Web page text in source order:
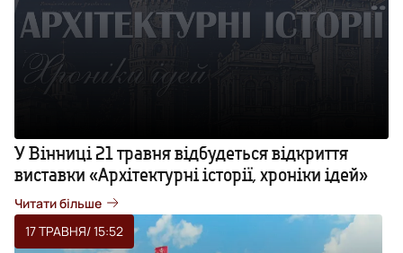
У Вінниці 21 травня відбудеться відкриття
виставки «Архітектурні історії, хроніки ідей»
Читати більше
17 ТРАВНЯ/ 15:52